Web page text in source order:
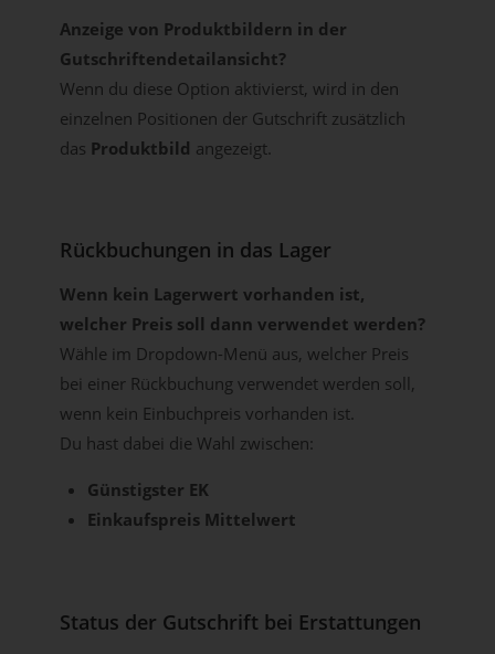
Anzeige von Produktbildern in der
Gutschriftendetailansicht?
Wenn du diese Option aktivierst, wird in den
einzelnen Positionen der Gutschrift zusätzlich
das Produktbild angezeigt.
Rückbuchungen in das Lager
Wenn kein Lagerwert vorhanden ist,
welcher Preis soll dann verwendet werden?
Wähle im Dropdown-Menü aus, welcher Preis
bei einer Rückbuchung verwendet werden soll,
wenn kein Einbuchpreis vorhanden ist.
Du hast dabei die Wahl zwischen:
Günstigster EK
Einkaufspreis Mittelwert
Status der Gutschrift bei Erstattungen